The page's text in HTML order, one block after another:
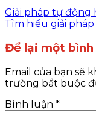
Giải pháp tự động
Tìm hiểu giải
Để lại một bình
Email của bạn sẽ
trường bắt buộc
Bình luận *